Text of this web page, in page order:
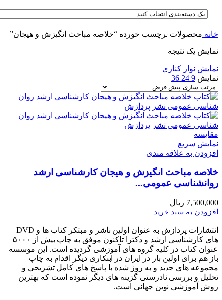
خانه محصولات برچسب خورده “خلاصه مباحث انگیزش و هیجان”
نمایش یک نتیجه
نمایش نوار کناری
نمایش 9
24
36
مقايسه
نمایش سریع
افزودن به علاقه مندی
خلاصه مباحث انگیزش و هیجان کارشناسی ارشد
روانشناسی عمومی...
7,500,000 ریال
افزودن به سبد خرید
انتشارات پردازش به عنوان اولین ناشر و مبتکر کتاب ها و DVD
های کارشناسی ارشد و دکترا تاکنون موفق به چاپ بیش از ۵۰۰۰
عنوان کتاب در کلیه گروه های آموزشی گردیده است. این موسسه
باز هم برای اولین بار در ایران در ابتکاری دیگر اقدام به چاپ
مجموعه های جدید و به روز شده با پاسخ های کامل تشریحی و
تحلیل و بررسی نادرستی گزینه های دیگر نموده است که بهترین
روش آموزشی نوین جهانی است.